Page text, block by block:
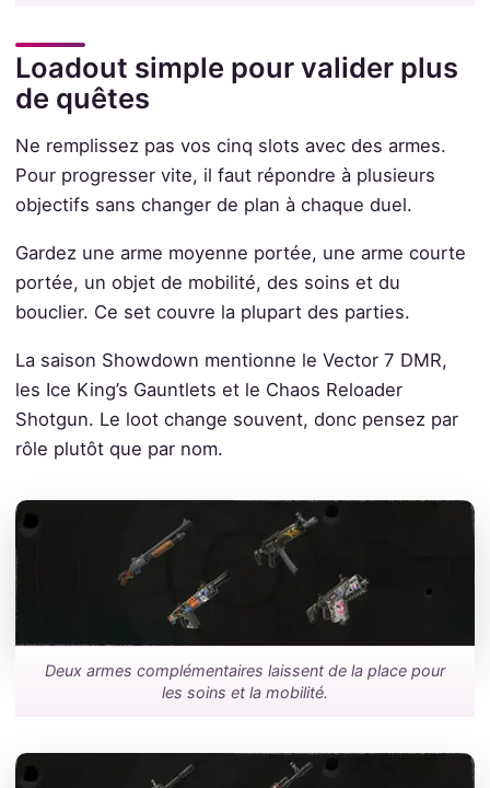
Loadout simple pour valider plus
de quêtes
Ne remplissez pas vos cinq slots avec des armes.
Pour progresser vite, il faut répondre à plusieurs
objectifs sans changer de plan à chaque duel.
Gardez une arme moyenne portée, une arme courte
portée, un objet de mobilité, des soins et du
bouclier. Ce set couvre la plupart des parties.
La saison Showdown mentionne le Vector 7 DMR,
les Ice King’s Gauntlets et le Chaos Reloader
Shotgun. Le loot change souvent, donc pensez par
rôle plutôt que par nom.
Deux armes complémentaires laissent de la place pour
les soins et la mobilité.